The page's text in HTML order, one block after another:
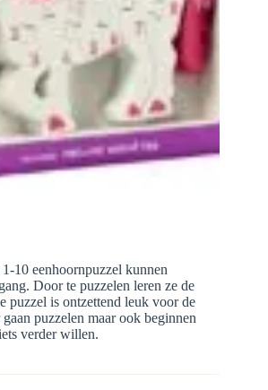
10 eenhoornpuzzel kunnen
Door te puzzelen leren ze de
puzzel is ontzettend leuk voor de
puzzelen maar ook beginnen
verder willen.